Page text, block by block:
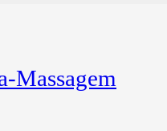
Massagem